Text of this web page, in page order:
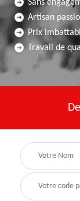
Sans
Artisan
Prix
Travail de